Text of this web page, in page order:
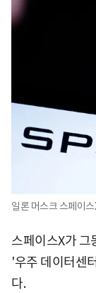
일론 머스크 스페이
스페이스X가 그
'우주 데이터센
다.